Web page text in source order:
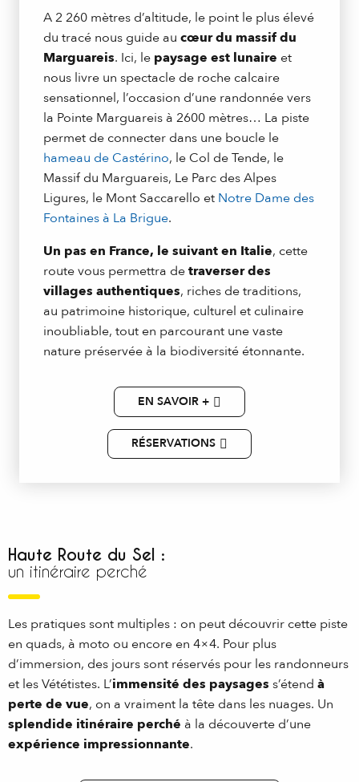
A 2 260 mètres d’altitude, le point le plus élevé
du tracé nous guide au cœur du massif du
Marguareis. Ici, le paysage est lunaire et
nous livre un spectacle de roche calcaire
sensationnel, l’occasion d’une randonnée vers
la Pointe Marguareis à 2600 mètres… La piste
permet de connecter dans une boucle le
hameau de Castérino, le Col de Tende, le
Massif du Marguareis, Le Parc des Alpes
Ligures, le Mont Saccarello et Notre Dame des
Fontaines à La Brigue.
Un pas en France, le suivant en Italie, cette
route vous permettra detraverser des
villages authentiques, riches de traditions,
au patrimoine historique, culturel et culinaire
inoubliable, tout en parcourant une vaste
nature préservée à la biodiversité étonnante.
EN SAVOIR +
RÉSERVATIONS
Haute Route du Sel :
un itinéraire perché
Les pratiques sont multiples : on peut découvrir cette piste
en quads, à moto ou encore en 4×4. Pour plus
d’immersion, des jours sont réservés pour les randonneurs
et les Vététistes. L’immensité des paysages s’étend à
perte de vue, on a vraiment la tête dans les nuages. Un
splendide itinéraire perché à la découverte d’une
expérience impressionnante.